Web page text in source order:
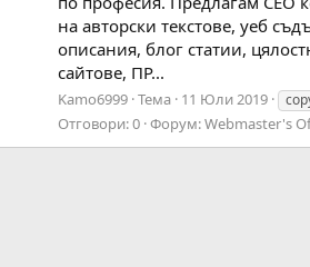
на авторски текстове, уеб
описания, блог статии,
сайтове, ПР...
Kamo6999 Тема 11 Юли 2019
Отговори: 0 Форум:Webmaster's